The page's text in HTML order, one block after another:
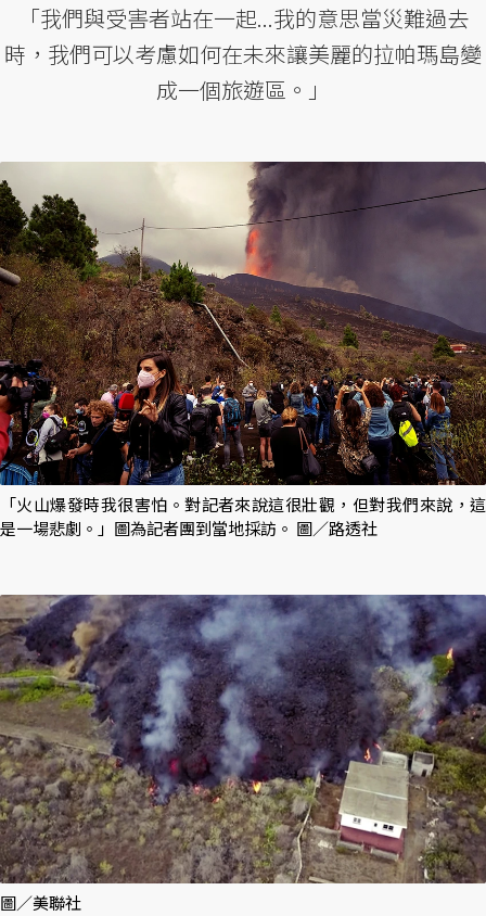
「我們與受害者站在一起...我的意思當災難過去
時，我們可以考慮如何在未來讓美麗的拉帕瑪島變
成一個旅遊區。」
「火山爆發時我很害怕。對記者來說這很壯觀，但對我們來說，這
是一場悲劇。」圖為記者團到當地採訪。 圖／路透社
圖／美聯社